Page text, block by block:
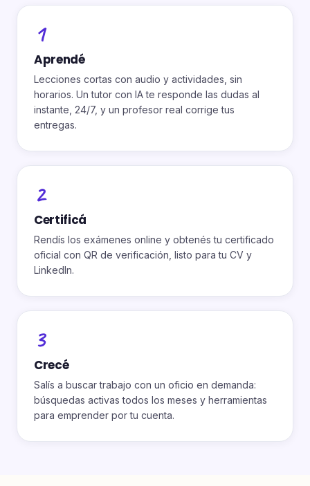
1
Aprendé
Lecciones cortas con audio y actividades, sin
horarios. Un tutor con IA te responde las dudas al
instante, 24/7, y un profesor real corrige tus
entregas.
2
Certificá
Rendís los exámenes online y obtenés tu certificado
oficial con QR de verificación, listo para tu CV y
LinkedIn.
3
Crecé
Salís a buscar trabajo con un oficio en demanda:
búsquedas activas todos los meses y herramientas
para emprender por tu cuenta.